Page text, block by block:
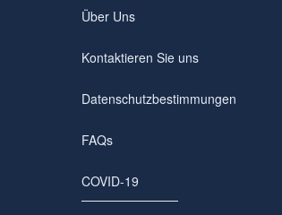
Über Uns
Kontaktieren Sie uns
Datenschutzbestimmungen
FAQs
COVID-19